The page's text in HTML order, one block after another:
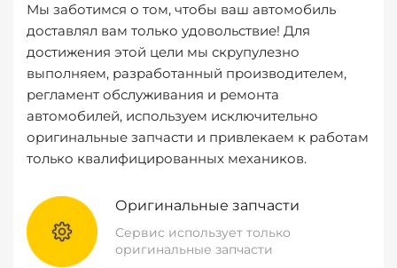
Мы заботимся о том, чтобы ваш автомобиль
доставлял вам только удовольствие! Для
достижения этой цели мы скрупулезно
выполняем, разработанный производителем,
регламент обслуживания и ремонта
автомобилей, используем исключительно
оригинальные запчасти и привлекаем к работам
только квалифицированных механиков.
Оригинальные запчасти
Сервис использует только
оригинальные запчасти